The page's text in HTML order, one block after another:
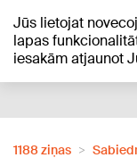
Jūs lietojat
lapas
iesakām atjaunot
+17
1188 ziņas